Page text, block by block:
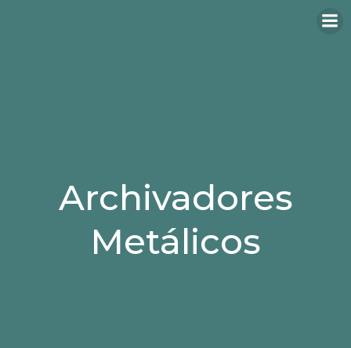
Archivadores
Metálicos